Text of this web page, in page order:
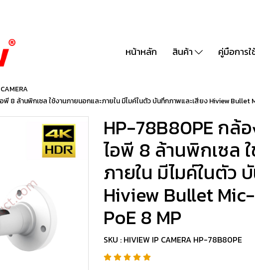
หน้าหลัก สินค้า คู่มือการ
8 ล้านพิกเซล ใช้งานภายนอกและภายใน มีไมค์ในตัว บันทึกภาพและเสียง Hiview Bullet
HP-78B80PE กล้
ไอพี 8 ล้านพิกเซล
ภายใน มีไมค์ในตัว
Hiview Bullet
PoE 8 MP
SKU : HIVIEW IP CAMERA HP-78B80PE